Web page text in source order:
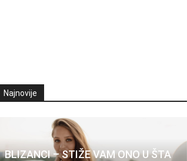
Najnovije
BLIZANCI – STIŽE VAM ONO U ŠTA